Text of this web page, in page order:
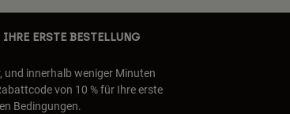
ERSTE BESTELLUNG
und innerhalb weniger Minuten
von 10 % für Ihre erste
Bedingungen.